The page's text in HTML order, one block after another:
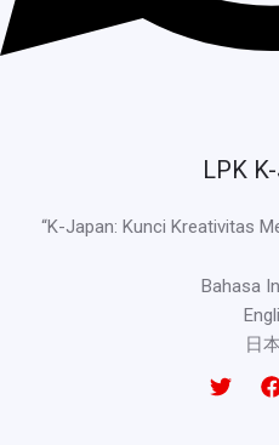
LPK
“K-Japan: Kunci Kreativitas
Bahasa
日